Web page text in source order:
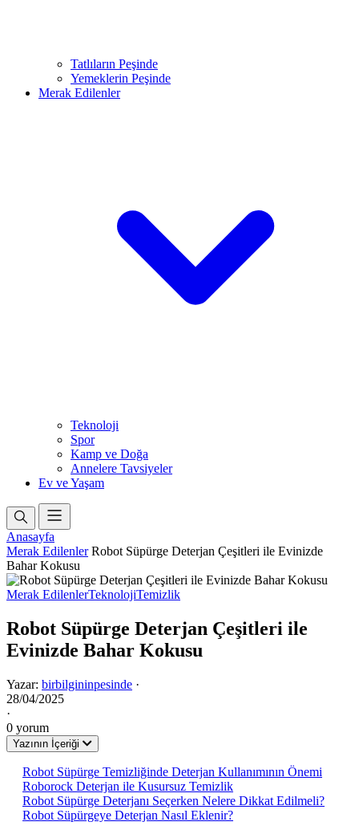
Tatlıların Peşinde
Yemeklerin Peşinde
Merak Edilenler
Teknoloji
Spor
Kamp ve Doğa
Annelere Tavsiyeler
Ev ve Yaşam
Anasayfa
Merak Edilenler Robot Süpürge Deterjan Çeşitleri ile Evinizde
Bahar Kokusu
Merak EdilenlerTeknolojiTemizlik
Robot Süpürge Deterjan Çeşitleri ile
Evinizde Bahar Kokusu
Yazar: birbilgininpesinde ·
28/04/2025
·
0 yorum
Yazının İçeriği
Robot Süpürge Temizliğinde Deterjan Kullanımının Önemi
Roborock Deterjan ile Kusursuz Temizlik
Robot Süpürge Deterjanı Seçerken Nelere Dikkat Edilmeli?
Robot Süpürgeye Deterjan Nasıl Eklenir?